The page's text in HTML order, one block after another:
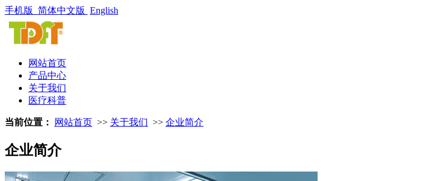
手机版 简体中文版 English
网站首页
产品中心
关于我们
医疗科普
当前位置： 网站首页 >> 关于我们 >> 企业简介
企业简介